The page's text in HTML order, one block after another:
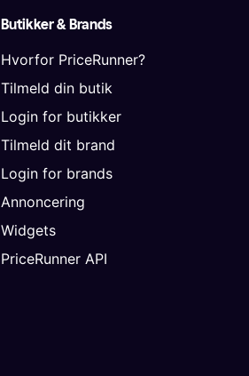
Butikker & Brands
Hvorfor PriceRunner?
Tilmeld din butik
Login for butikker
Tilmeld dit brand
Login for brands
Annoncering
Widgets
PriceRunner API